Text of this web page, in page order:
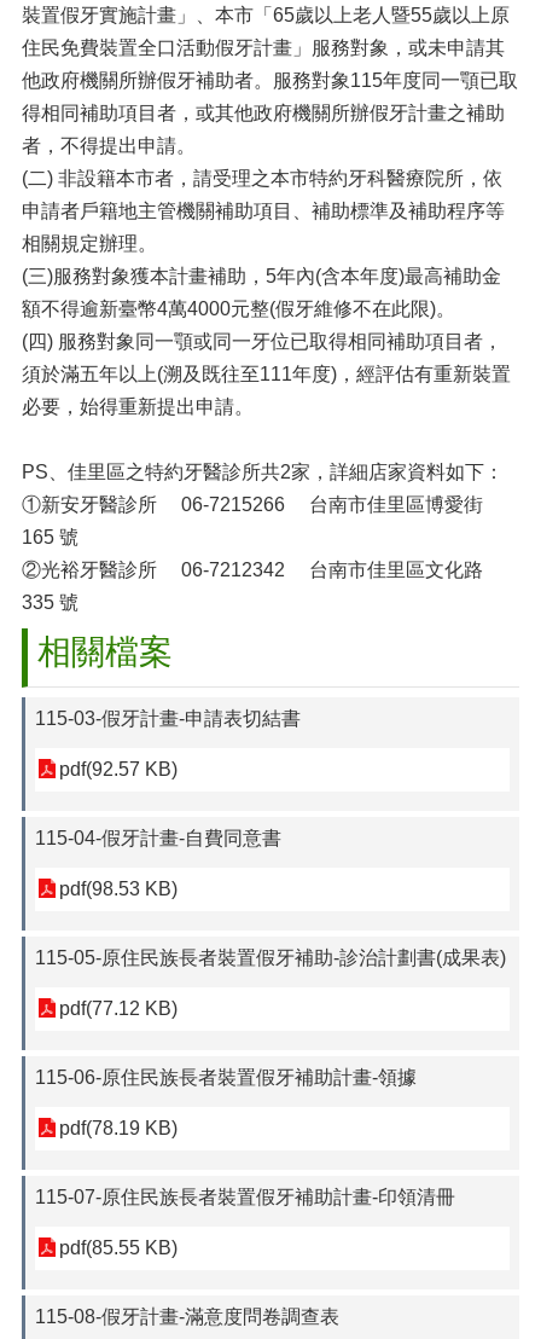
裝置假牙實施計畫」、本市「65歲以上老人暨55歲以上原
住民免費裝置全口活動假牙計畫」服務對象，或未申請其
他政府機關所辦假牙補助者。服務對象115年度同一顎已取
得相同補助項目者，或其他政府機關所辦假牙計畫之補助
者，不得提出申請。
(二) 非設籍本市者，請受理之本市特約牙科醫療院所，依
申請者戶籍地主管機關補助項目、補助標準及補助程序等
相關規定辦理。
(三)服務對象獲本計畫補助，5年內(含本年度)最高補助金
額不得逾新臺幣4萬4000元整(假牙維修不在此限)。
(四) 服務對象同一顎或同一牙位已取得相同補助項目者，
須於滿五年以上(溯及既往至111年度)，經評估有重新裝置
必要，始得重新提出申請。
PS、佳里區之特約牙醫診所共2家，詳細店家資料如下：
①新安牙醫診所 06-7215266 台南市佳里區博愛街
165 號
②光裕牙醫診所 06-7212342 台南市佳里區文化路
335 號
相關檔案
115-03-假牙計畫-申請表切結書
pdf(92.57 KB)
115-04-假牙計畫-自費同意書
pdf(98.53 KB)
115-05-原住民族長者裝置假牙補助-診治計劃書(成果表)
pdf(77.12 KB)
115-06-原住民族長者裝置假牙補助計畫-領據
pdf(78.19 KB)
115-07-原住民族長者裝置假牙補助計畫-印領清冊
pdf(85.55 KB)
115-08-假牙計畫-滿意度問卷調查表